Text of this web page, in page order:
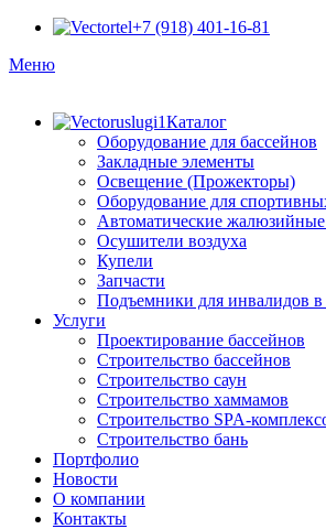
+7 (918) 401-16-81
Меню
Каталог
Оборудование для бассейнов
Закладные элементы
Освещение (Прожекторы)
Оборудование для
Автоматические
Осушители воздуха
Купели
Запчасти
Подъемники для инвалидов в
Услуги
Проектирование бассейнов
Строительство бассейнов
Строительство саун
Строительство хаммамов
Строительство SPA-
Строительство бань
Портфолио
Новости
O компании
Контакты